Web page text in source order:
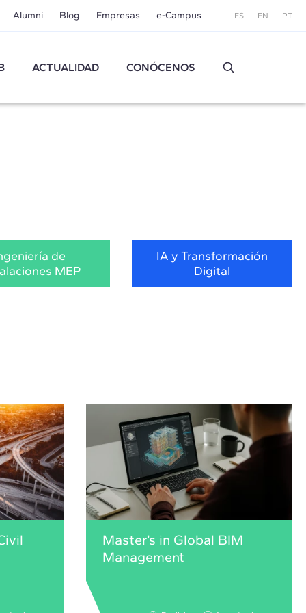
Alumni Blog Empresas e-Campus ES EN PT
ACTUALIDAD CONÓCENOS
de
MEP
IA y Transformación
Digital
Master’s in Global BIM
Management